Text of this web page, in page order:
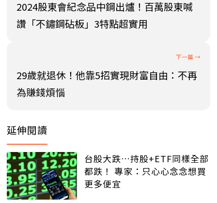
2024股東會紀念品中鋼出爐！百萬股東喊
讚「不鏽鋼砧板」3特點超實用
29歲就退休！他靠5招實現財富自由：不再
為賺錢煩惱
延伸閱讀
台股大跌…持股+ETF同樣全部
都跌！ 專家：只心心念念想買
更多便宜